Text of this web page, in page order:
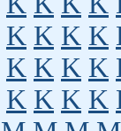
K K K K
K K K K
K K K K